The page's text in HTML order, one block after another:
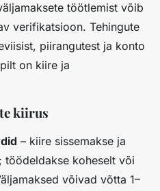
töötlemist võib
verifikatsioon. Tehingute
piirangutest ja konto
on kiire ja
kiirus
– kiire sissemakse ja
töödeldakse koheselt või
võivad võtta 1–